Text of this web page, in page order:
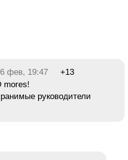
6 фев, 19:47
+13
mores!
руководители